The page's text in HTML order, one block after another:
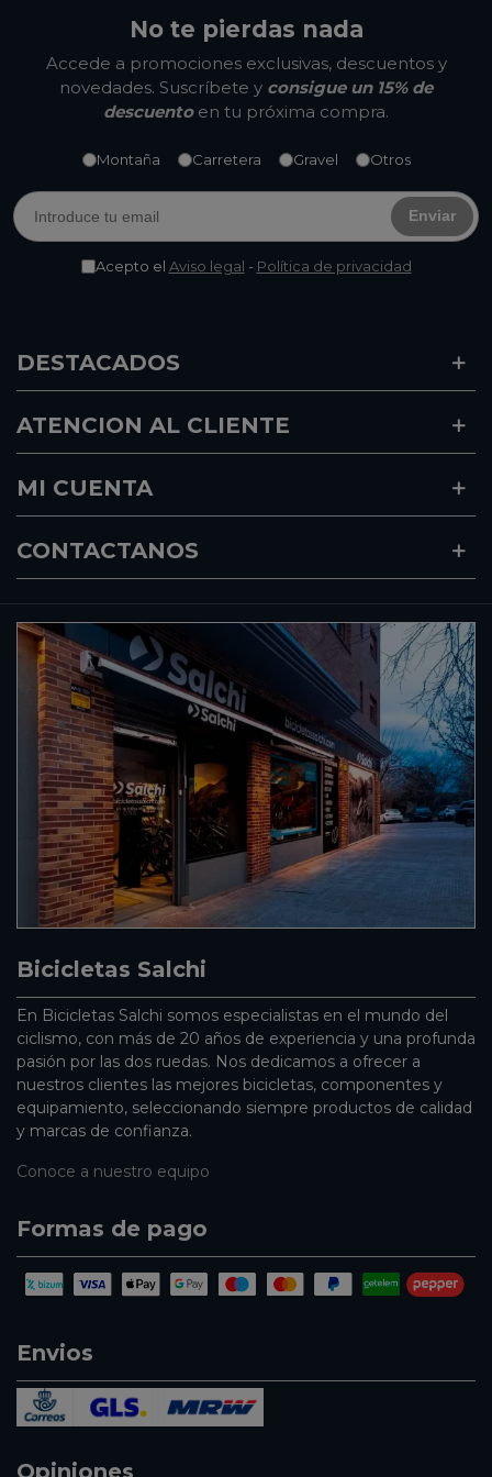
No te pierdas nada
Accede a promociones exclusivas, descuentos y
novedades. Suscríbete y consigue un 15% de
descuentoen tu próxima compra.
Montaña Carretera Gravel Otros
Enviar
Acepto el Aviso legal - Política de privacidad
DESTACADOS
ATENCION AL CLIENTE
MI CUENTA
CONTACTANOS
Bicicletas Salchi
En Bicicletas Salchi somos especialistas en el mundo del
ciclismo, con más de 20 años de experiencia y una profunda
pasión por las dos ruedas. Nos dedicamos a ofrecer a
nuestros clientes las mejores bicicletas, componentes y
equipamiento, seleccionando siempre productos de calidad
y marcas de confianza.
Conoce a nuestro equipo
Formas de pago
Envios
Opiniones